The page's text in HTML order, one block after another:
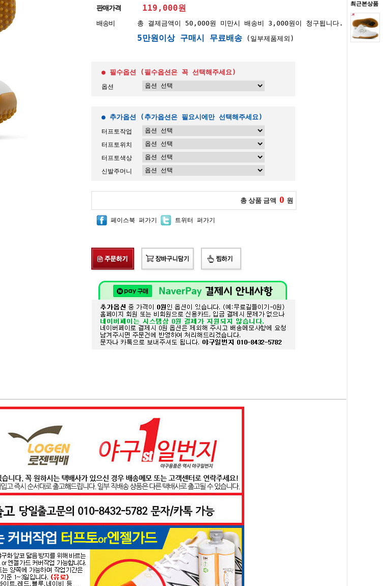
최근본상품
판매가격
119,000원
배송비 총 결제금액이 50,000원 미만시 배송비 3,000원이 청구됩니다.
5만원이상 구매시 무료배송 (일부제품제외)
● 필수옵션 (필수옵션은 꼭 선택해주세요)
옵션
● 추가옵션 (추가옵션은 필요시에만 선택해주세요)
터프토작업
터프토위치
터프토색상
신발주머니
총 상품 금액 0 원
페이스북 퍼가기 트위터 퍼가기